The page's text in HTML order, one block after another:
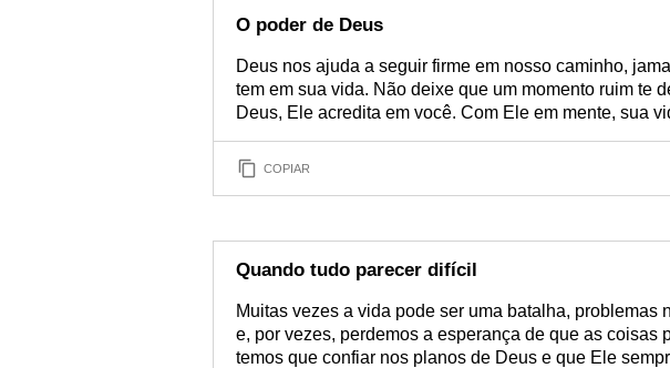
O poder de Deus
Deus nos ajuda a seguir firme em nosso caminho,
tem em sua vida. Não deixe que um momento ruim te
Deus, Ele acredita em você. Com Ele em mente, sua
COPIAR
Quando tudo parecer difícil
Muitas vezes a vida pode ser uma batalha, problemas
e, por vezes, perdemos a esperança de que as coisas
temos que confiar nos planos de Deus e que Ele